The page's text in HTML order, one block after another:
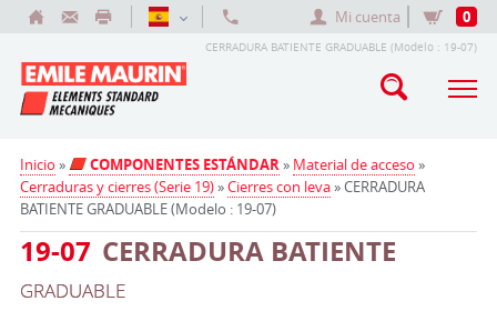
Mi cuenta 0
CERRADURA BATIENTE GRADUABLE (Modelo : 19-07)
Inicio » COMPONENTES ESTÁNDAR» Material de acceso »
Cerraduras y cierres (Serie 19)»Cierres con leva» CERRADURA
BATIENTE GRADUABLE (Modelo : 19-07)
19-07 CERRADURA BATIENTE
GRADUABLE